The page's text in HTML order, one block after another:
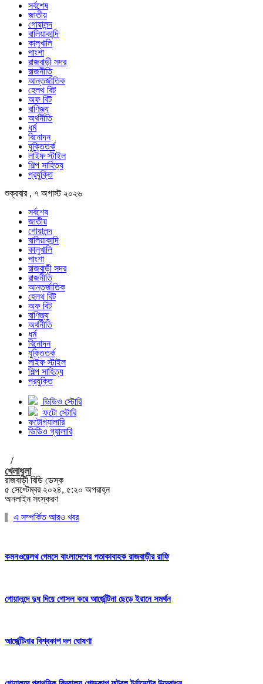
সর্বশেষ
জাতীয়
গোয়ালন্দ
বালিয়াকান্দি
কালুখালি
পাংশা
রাজবাড়ী সদর
রাজনীতি
আন্তর্জাতিক
হেলথ বিট
অফ বিট
বাণিজ্য
অর্থনীতি
ধর্ম
বিনোদন
যুক্তিতর্ক
লাইফ স্টাইল
শিল্প সাহিত্য
প্রযুক্তি
শুক্রবার , ৭ অগাস্ট ২০২৬
সর্বশেষ
জাতীয়
গোয়ালন্দ
বালিয়াকান্দি
কালুখালি
পাংশা
রাজবাড়ী সদর
রাজনীতি
আন্তর্জাতিক
হেলথ বিট
অফ বিট
বাণিজ্য
অর্থনীতি
ধর্ম
বিনোদন
যুক্তিতর্ক
লাইফ স্টাইল
শিল্প সাহিত্য
প্রযুক্তি
ভিডিও স্টোরি
ফটো স্টোরি
ফটোগ্যালারি
ভিডিও গ্যালারি
/
খেলাধুলা
রাজবাড়ী বিডি ডেস্ক
৫ সেপ্টেম্বর ২০২৪, ৫:২০ অপরাহ্ন
অনলাইন সংস্করণ
এ সম্পর্কিত আরও খবর
কমনওয়েলথ গেমসে বাংলাদেশের পতাকাবাহক রাজবাড়ীর রাফি
গোয়ালন্দে দুধ দিয়ে গোসল করে আর্জেন্টিনা ছেড়ে ইরানে সমর্থন
আর্জেন্টিনার বিশ্বকাপ দল ঘোষণা